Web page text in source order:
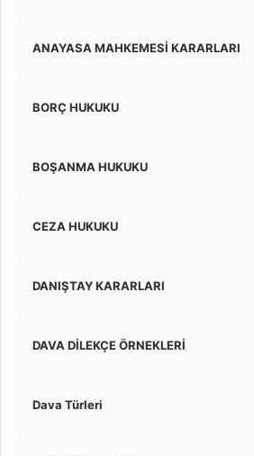
ANAYASA MAHKEMESİ KARARLARI
BORÇ HUKUKU
BOŞANMA HUKUKU
CEZA HUKUKU
DANIŞTAY KARARLARI
DAVA DİLEKÇE ÖRNEKLERİ
Dava Türleri